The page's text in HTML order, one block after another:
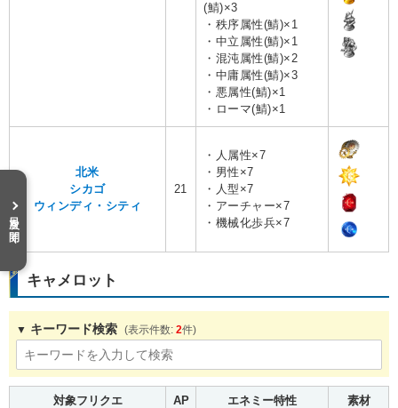
(鯖)×3
・秩序属性(鯖)×1
・中立属性(鯖)×1
・混沌属性(鯖)×2
・中庸属性(鯖)×3
・悪属性(鯖)×1
・ローマ(鯖)×1
北米
シカゴ
ウィンディ・シティ
21
・人属性×7
・男性×7
・人型×7
・アーチャー×7
・機械化歩兵×7
キャメロット
キーワード検索 2
対象フリクエ AP エネミー特性 素材
目次を開く